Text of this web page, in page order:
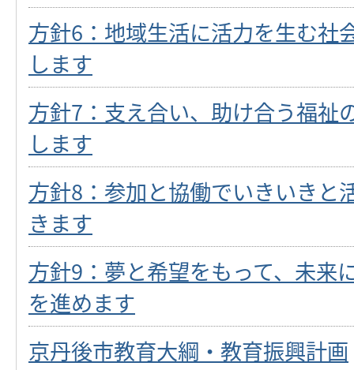
方針6：地域生活に活力を生む社
します
方針7：支え合い、助け合う福祉
します
方針8：参加と協働でいきいきと
きます
方針9：夢と希望をもって、未来
を進めます
京丹後市教育大綱・教育振興計画